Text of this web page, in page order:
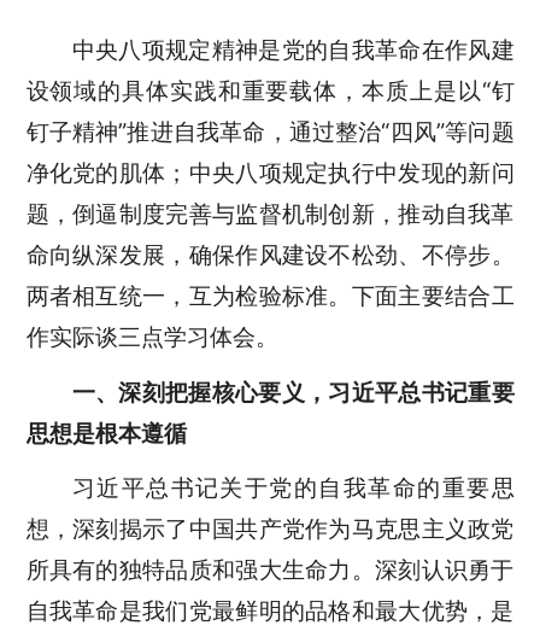
中央八项规定精神是党的自我革命在作风建
设领域的具体实践和重要载体，本质上是以“钉
钉子精神”推进自我革命，通过整治“四风”等问题
净化党的肌体 ； 中央八项规定执行中发现的新问
题，倒逼制度完善与监督机制创新，推动自我革
命向纵深发展 ， 确保作风建设不松劲、不停步。
两者相互统一 ，互为检验标准。 下面主要结合工
作实际谈三点学习体会。
一、深刻把握核心要义 ， 习近平总书记重要
思想是根本遵循
习近平总书记关于党的自我革命的重要思
想，深刻揭示了中国共产党作为马克思主义政党
所具有的独特品质和强大生命力。深刻认识勇于
自我革命是我们党最鲜明的品格和最大优势，是